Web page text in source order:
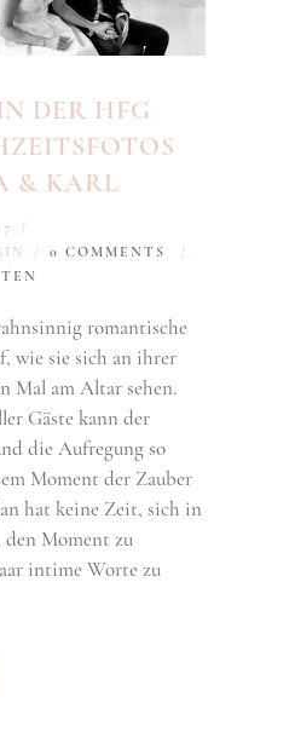
DER HFG
& KARL
/
/ 0 COMMENTS
/
romantische
wie sie sich an ihrer
Mal am Altar sehen.
Gäste kann der
die Aufregung so
Moment der Zauber
hat keine Zeit, sich in
den Moment zu
intime Worte zu